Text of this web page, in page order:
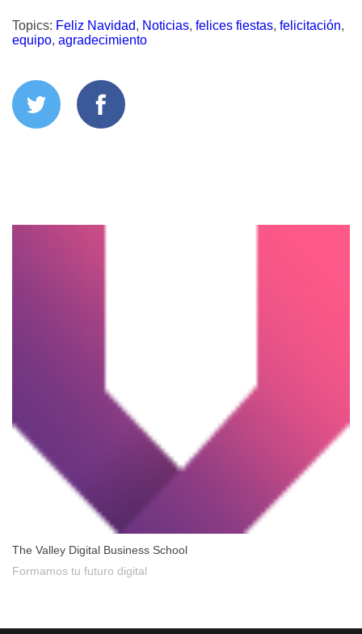
Topics: Feliz Navidad, Noticias, felices fiestas, felicitación,
equipo, agradecimiento
The Valley Digital Business School
Formamos tu futuro digital